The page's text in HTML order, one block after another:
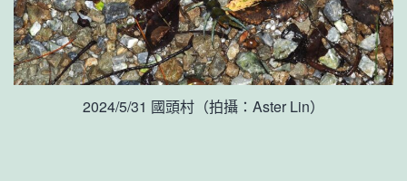
2024/5/31 國頭村（拍攝：Aster Lin）